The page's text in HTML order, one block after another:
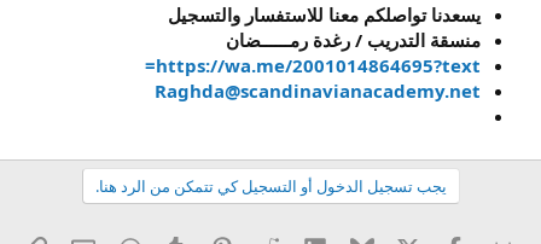
يسعدنا تواصلكم معنا للاستفسار والتسجيل
منسقة التدريب / رغدة رمــــــضان
https://wa.me/2001014864695?text=
Raghda@scandinavianacademy.net
يجب تسجيل الدخول أو التسجيل كي تتمكن من الرد هنا.